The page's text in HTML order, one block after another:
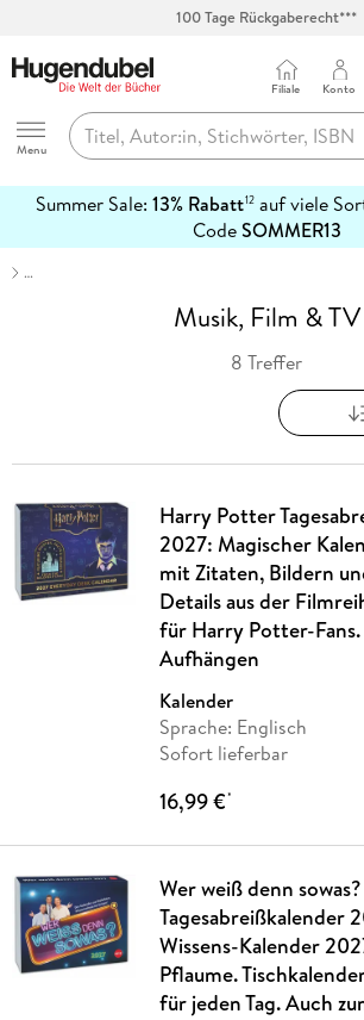
100 Tage Rückgaberecht***
Hugendubel
Menu
Filiale Konto
Summer Sale: 13% Rabatt12auf viele
CodeSOMMER13
erfahren
…
Musik, Film & TV
8 Treffer
Harry Potter
2027: Magischer
mit Zitaten, Bildern
Details aus der
für Harry Potter-Fans.
Aufhängen
Kalender
Sprache: Englisch
Sofort lieferbar
16,99 €*
Wer weiß denn sowas?
Tagesabreißkalender
Wissens-Kalender
Pflaume.
für jeden Tag. Auch